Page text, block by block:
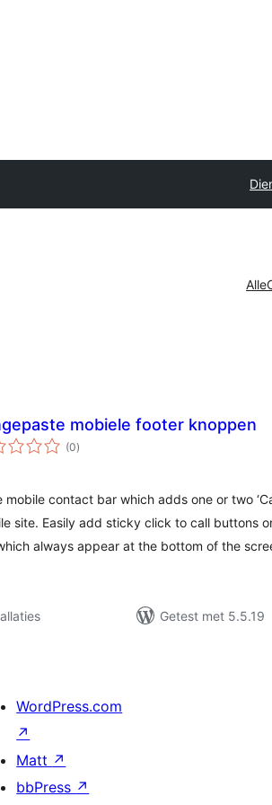
Alle
mobiele footer knoppen
(0totaal
waarderingen
)
contact bar which adds one or two
site. Easily add sticky click to call buttons
always appear at the bottom of the
Getest met 5.5.19
WordPress.com
↗
Matt ↗
bbPress ↗